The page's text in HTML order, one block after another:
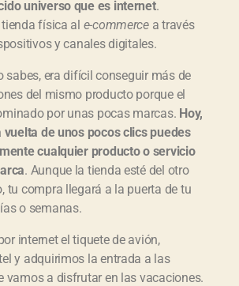
universo que es internet.
física al e-commercea través
y canales digitales.
sabes, era difícil conseguir más de
del mismo producto porque el
por unas pocas marcas. Hoy,
vuelta de unos pocos clics puedes
cualquier producto o servicio
. Aunque la tienda esté del otro
tu compra llegará a la puerta de tu
o semanas.
internet el tiquete de avión,
y adquirimos la entrada a las
vamos a disfrutar en las vacaciones.